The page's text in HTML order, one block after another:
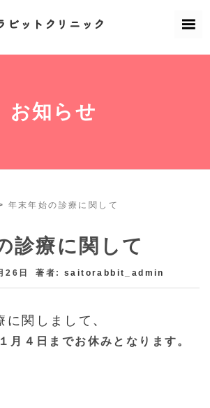
お知らせ
年末年始の診療に関して
診療に関して
26日 著者:saitorabbit_admin
に関しまして 、
月４日までお休みとなります。